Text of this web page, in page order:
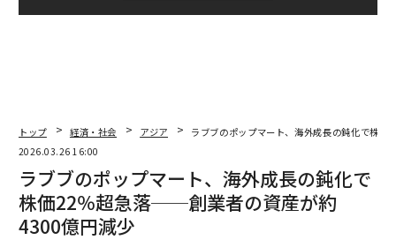
トップ 経済・社会 アジア
ラブブのポップマート、海外成長の鈍化で株
2026.03.26 16:00
ラブブのポップマート、海外成長の鈍化で
株価22％超急落──創業者の資産が約
4300億円減少